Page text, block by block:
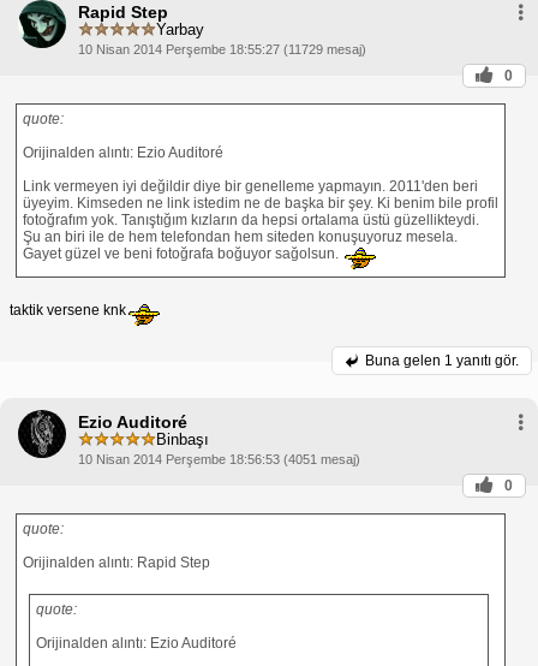
Rapid Step
Yarbay
10 Nisan 2014 Perşembe 18:55:27 (11729 mesaj)
0
quote:
Orijinalden alıntı: Ezio Auditoré
Link vermeyen iyi değildir diye bir genelleme yapmayın. 2011'den beri
üyeyim. Kimseden ne link istedim ne de başka bir şey. Ki benim bile profil
fotoğrafım yok. Tanıştığım kızların da hepsi ortalama üstü güzellikteydi.
Şu an biri ile de hem telefondan hem siteden konuşuyoruz mesela.
Gayet güzel ve beni fotoğrafa boğuyor sağolsun.
taktik versene knk
Buna gelen 1 yanıtı gör.
Ezio Auditoré
Binbaşı
10 Nisan 2014 Perşembe 18:56:53 (4051 mesaj)
0
quote:
Orijinalden alıntı: Rapid Step
quote:
Orijinalden alıntı: Ezio Auditoré